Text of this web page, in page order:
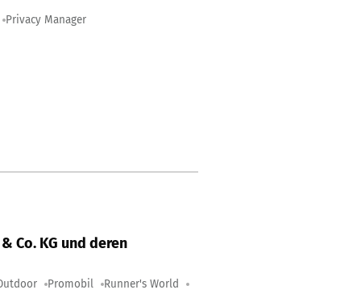
Privacy Manager
Co. KG und deren
Promobil Runner's World